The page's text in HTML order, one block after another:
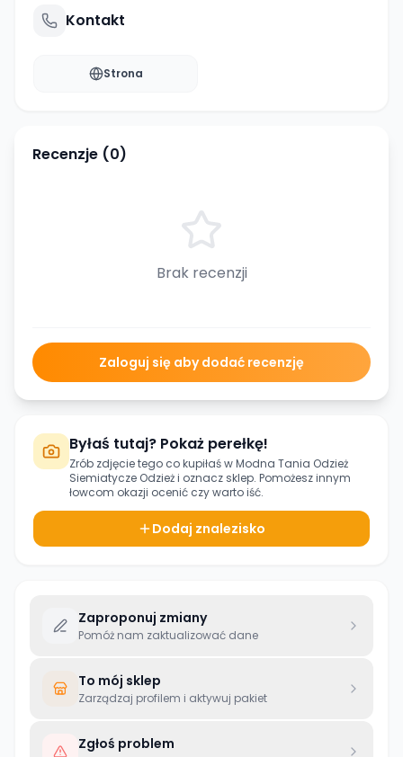
Kontakt
Strona
Recenzje (0)
Brak recenzji
Zaloguj się aby dodać recenzję
Byłaś tutaj? Pokaż perełkę!
Zrób zdjęcie tego co kupiłaś wModna Tania Odzież
Siemiatycze Odzieżi oznacz sklep. Pomożesz innym
łowcom okazji ocenić czy warto iść.
Dodaj znalezisko
Zaproponuj zmiany
Pomóż nam zaktualizować dane
To mój sklep
Zarządzaj profilem i aktywuj pakiet
Zgłoś problem